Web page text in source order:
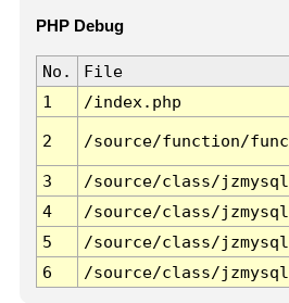
PHP Debug
No. File
1
/index.php
2 /source/function/
3 /source/class/
4
/source/class/
5
/source/class/
6
/source/class/